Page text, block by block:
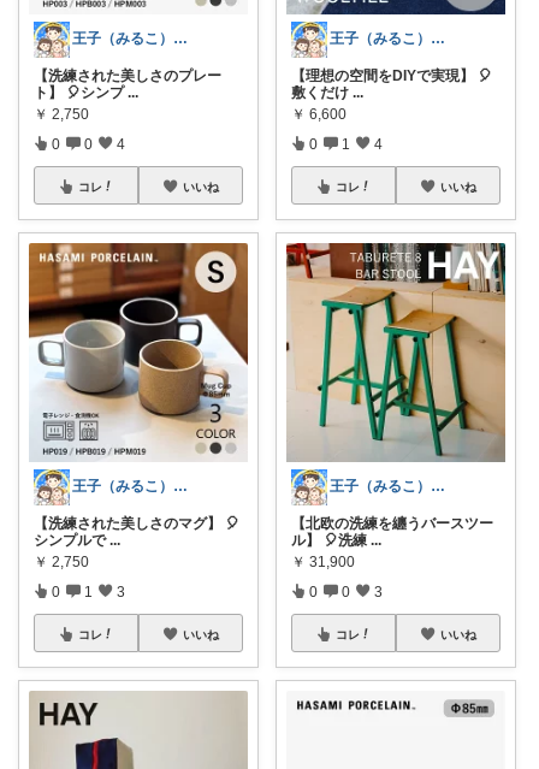
王子（みるこ）👑便利グッズ×QOL向上
【洗練された美しさのプレー
ト】 🎈シンプ ...
￥ 2,750
0 0 4
コレ いいね
王子（みるこ）👑便利グッズ×QOL向上
【洗練された美しさのマグ】 🎈
シンプルで ...
￥ 2,750
0 1 3
コレ いいね
王子（みるこ）👑便利グッズ×QOL向上
【理想の空間をDIYで実現】 🎈
敷くだけ ...
￥ 6,600
0 1 4
コレ いいね
王子（みるこ）👑便利グッズ×QOL向上
【北欧の洗練を纏うバースツー
ル】 🎈洗練 ...
￥ 31,900
0 0 3
コレ いいね